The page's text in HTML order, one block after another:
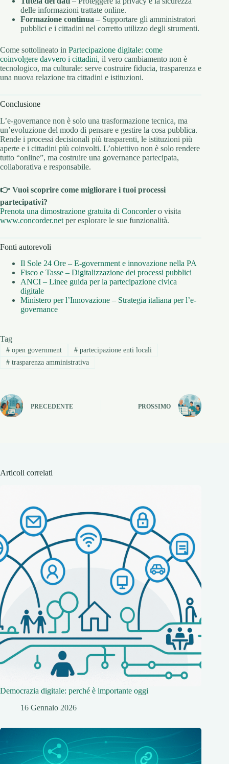
delle informazioni trattate online.
Formazione continua – Supportare gli amministratori
pubblici e i cittadini nel corretto utilizzo degli strumenti.
Come sottolineato in Partecipazione digitale: come
coinvolgere davvero i cittadini, il vero cambiamento non è
tecnologico, ma culturale: serve costruire fiducia, trasparenza e
una nuova relazione tra cittadini e istituzioni.
Conclusione
L’e-governance non è solo una trasformazione tecnica, ma
un’evoluzione del modo di pensare e gestire la cosa pubblica.
Rende i processi decisionali più trasparenti, le istituzioni più
aperte e i cittadini più coinvolti. L’obiettivo non è solo rendere
tutto “online”, ma costruire una governance partecipata,
collaborativa e responsabile.
👉 Vuoi scoprire come migliorare i tuoi processi
partecipativi?
Prenota una dimostrazione gratuita di Concordero visita
www.concorder.net per esplorare le sue funzionalità.
Fonti autorevoli
Il Sole 24 Ore – E-government e innovazione nella PA
Fisco e Tasse – Digitalizzazione dei processi pubblici
ANCI – Linee guida per la partecipazione civica
digitale
Ministero per l’Innovazione – Strategia italiana per l’e-
governance
Tag
#open government #partecipazione enti locali
#trasparenza amministrativa
PRECEDENTE PROSSIMO
Articoli correlati
Democrazia digitale: perché è importante oggi
16 Gennaio 2026